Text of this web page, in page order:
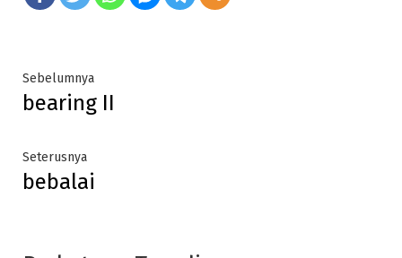
Post
navigation
SebelumnyaPrevious
post:
bearing II
SeterusnyaNext
post:
bebalai